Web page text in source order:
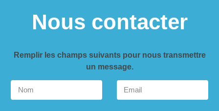
Nous contacter
Remplir les champs suivants pour nous transmettre
un message.